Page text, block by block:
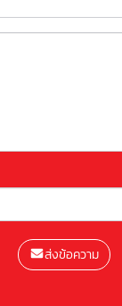
ส่งข้อความ